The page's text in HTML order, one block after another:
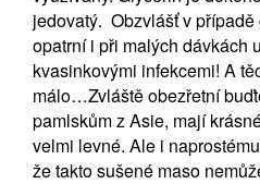
jedovatý. Obzvlášť v
opatrní i při malých dávkách
kvasinkovými infekcemi! A
málo…Zvláště obezřetní
pamlskům z Asie, mají
velmi levné. Ale i
že takto sušené maso